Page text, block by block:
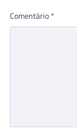
Comentário *